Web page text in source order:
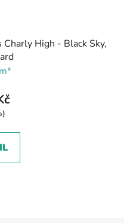
High - Black Sky,